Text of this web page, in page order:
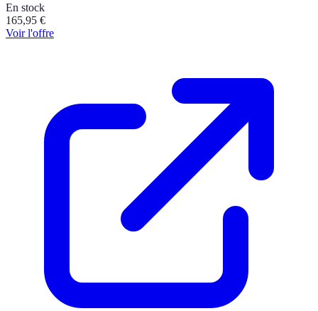
En stock
165,95 €
Voir l'offre